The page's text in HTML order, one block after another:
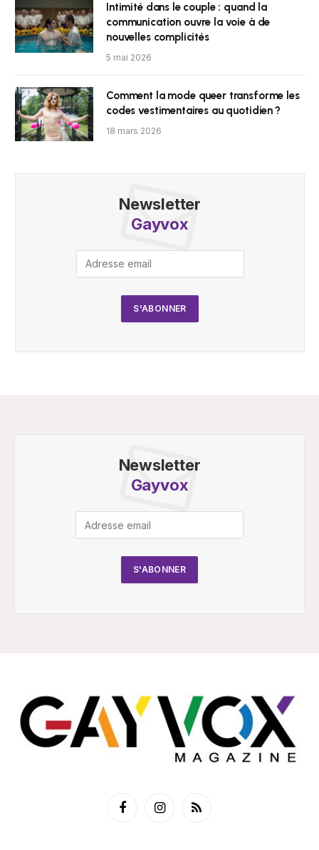
Intimité dans le couple : quand la
communication ouvre la voie à de
nouvelles complicités
5 mai 2026
Comment la mode queer transforme les
codes vestimentaires au quotidien ?
18 mars 2026
Newsletter
Gayvox
Newsletter
Gayvox
FacebookInstagramRSS